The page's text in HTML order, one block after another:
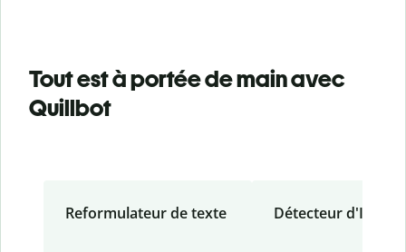
Tout est à portée de main avec
Quillbot
Reformulateur de texte Détecteur d'IA